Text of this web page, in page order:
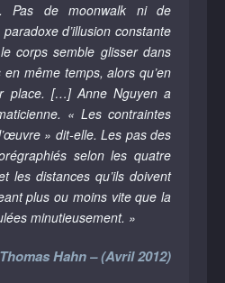
Pas de moonwalk ni de
d’illusion constante
corps semble glisser dans
même temps, alors qu’en
place. […] Anne Nguyen a
« Les contraintes
» dit-elle. Les pas des
selon les quatre
les distances qu’ils doivent
plus ou moins vite que la
minutieusement. »
Hahn – (Avril 2012)